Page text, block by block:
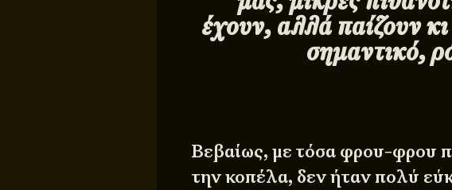
έχουν, αλλά παίζουν
σημαντικό,
Βεβαίως, με τόσα φρου-φρου
την κοπέλα, δεν ήταν πολύ